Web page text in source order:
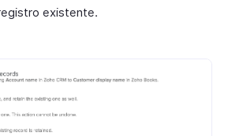
existente.